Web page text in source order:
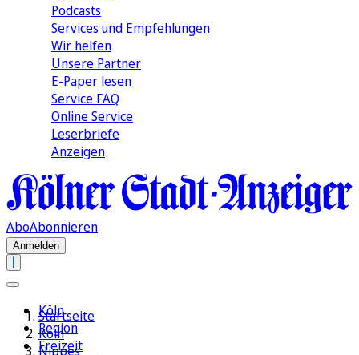
Podcasts
Services und Empfehlungen
Wir helfen
Unsere Partner
E-Paper lesen
Service FAQ
Online Service
Leserbriefe
Anzeigen
AboAbonnieren
Anmelden
Köln
Region
Freizeit
Startseite
Köln
Nippes